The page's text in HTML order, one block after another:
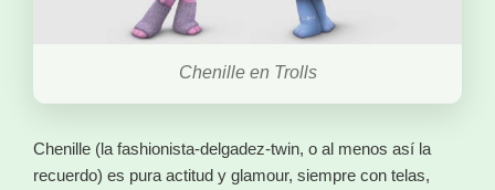
Chenille en Trolls
Chenille (la fashionista-delgadez-twin, o al menos así la
recuerdo) es pura actitud y glamour, siempre con telas,